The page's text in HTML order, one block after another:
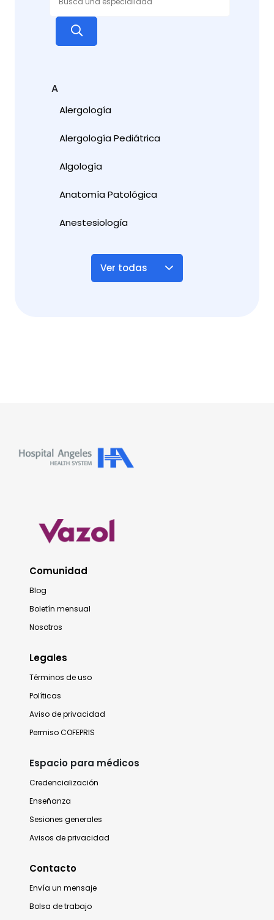
A
Alergología
Alergología Pediátrica
Algología
Anatomía Patológica
Anestesiología
Ver todas
Comunidad
Blog
Boletín mensual
Nosotros
Legales
Términos de uso
Políticas
Aviso de privacidad
Permiso COFEPRIS
Espacio para médicos
Credencialización
Enseñanza
Sesiones generales
Avisos de privacidad
Contacto
Envía un mensaje
Bolsa de trabajo